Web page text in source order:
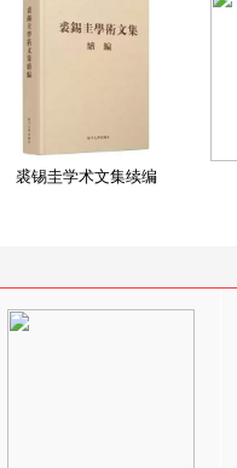
裘锡圭学术文集续编